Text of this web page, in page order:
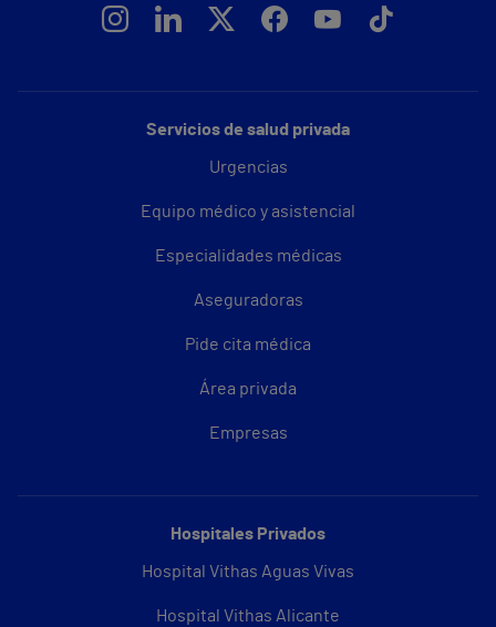
Servicios de salud privada
Urgencias
Equipo médico y asistencial
Especialidades médicas
Aseguradoras
Pide cita médica
Área privada
Empresas
Hospitales Privados
Hospital Vithas Aguas Vivas
Hospital Vithas Alicante